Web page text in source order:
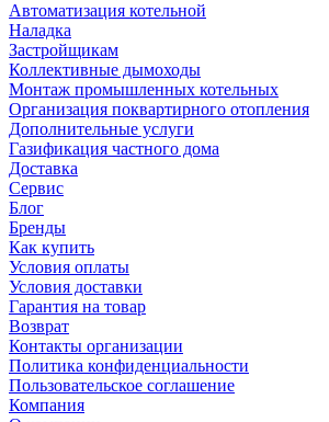
Автоматизация котельной
Наладка
Застройщикам
Коллективные дымоходы
Монтаж промышленных котельных
Организация поквартирного отопления
Дополнительные услуги
Газификация частного дома
Доставка
Сервис
Блог
Бренды
Как купить
Условия оплаты
Условия доставки
Гарантия на товар
Возврат
Контакты организации
Политика конфиденциальности
Пользовательское соглашение
Компания